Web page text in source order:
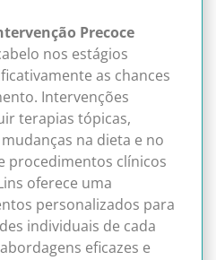
Precoce
nos estágios
as chances
Intervenções
terapias tópicas,
na dieta e no
procedimentos clínicos
oferece uma
personalizados para
individuais de cada
eficazes e